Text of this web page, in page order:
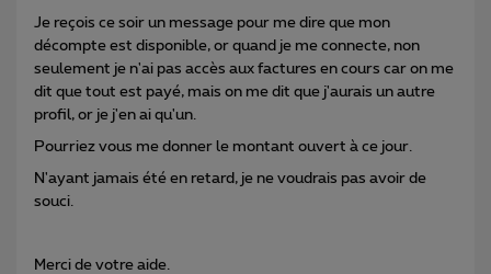
Je reçois ce soir un message pour me dire que mon
décompte est disponible, or quand je me connecte, non
seulement je n'ai pas accès aux factures en cours car on me
dit que tout est payé, mais on me dit que j'aurais un autre
profil, or je j'en ai qu'un.
Pourriez vous me donner le montant ouvert à ce jour.
N'ayant jamais été en retard, je ne voudrais pas avoir de
souci.
Merci de votre aide.